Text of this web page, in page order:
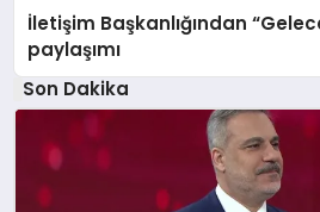
İletişim Başkanlığından
paylaşımı
Son Dakika